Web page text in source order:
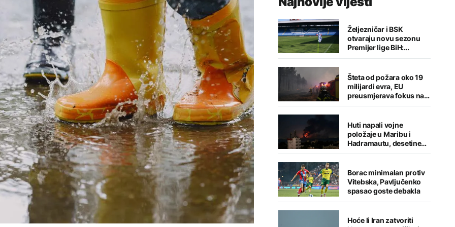
Željezničar i BSK
otvaraju novu sezonu
Premijer lige BiH:
Sarajlije u problemima,
Šteta od požara oko 19
milijardi evra, EU
preusmjerava fokus na
prevenciju
Huti napali vojne
položaje u Maribu i
Hadramautu, desetine
stradalih
Borac minimalan protiv
Vitebska, Pavljučenko
spasao goste debakla
Hoće li Iran zatvoriti